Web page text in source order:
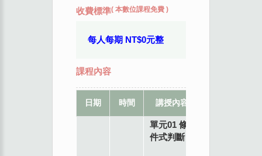
收費標準( 本數位課程免費 )
每人每期 NT$0元整
課程內容
日期 時間 講授內容
單元01 條
件式判斷